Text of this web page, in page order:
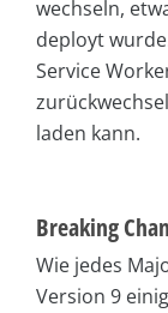
wechseln,
deployt
Service
laden kann.
Breaking
Wie jedes
Version 9